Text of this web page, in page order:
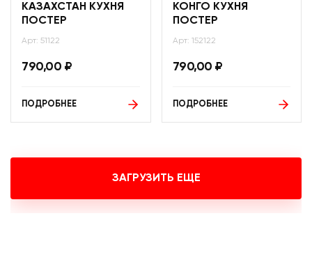
КАЗАХСТАН КУХНЯ
ПОСТЕР
Арт: 51122
790,00 ₽
ПОДРОБНЕЕ
КОНГО КУХНЯ
ПОСТЕР
Арт: 152122
790,00 ₽
ПОДРОБНЕЕ
ЗАГРУЗИТЬ ЕЩЕ